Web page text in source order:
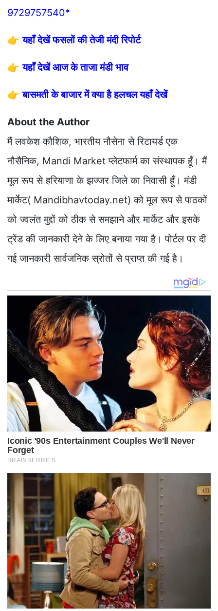
9729757540*
👉यहाँ देखें फसलों की तेजी मंदी रिपोर्ट
👉यहाँ देखें आज के ताजा मंडी भाव
👉बासमती के बाजार में क्या है हलचल यहाँ देखें
About the Author
मैं लवकेश कौशिक, भारतीय नौसेना से रिटायर्ड एक
नौसैनिक, Mandi Market प्लेटफार्म का संस्थापक हूँ। मैं
मूल रूप से हरियाणा के झज्जर जिले का निवासी हूँ। मंडी
मार्केट( Mandibhavtoday.net) को मूल रूप से पाठकों
को ज्वलंत मुद्दों को ठीक से समझाने और मार्केट और इसके
ट्रेंड की जानकारी देने के लिए बनाया गया है। पोर्टल पर दी
गई जानकारी सार्वजनिक स्रोतों से प्राप्त की गई है।